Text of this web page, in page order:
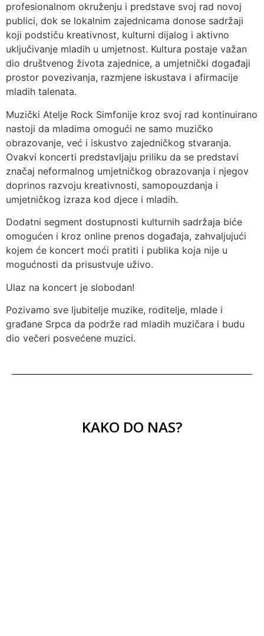
profesionalnom okruženju i predstave svoj rad novoj
publici, dok se lokalnim zajednicama donose sadržaji
koji podstiču kreativnost, kulturni dijalog i aktivno
uključivanje mladih u umjetnost. Kultura postaje važan
dio društvenog života zajednice, a umjetnički događaji
prostor povezivanja, razmjene iskustava i afirmacije
mladih talenata.
Muzički Atelje Rock Simfonije kroz svoj rad kontinuirano
nastoji da mladima omogući ne samo muzičko
obrazovanje, već i iskustvo zajedničkog stvaranja.
Ovakvi koncerti predstavljaju priliku da se predstavi
značaj neformalnog umjetničkog obrazovanja i njegov
doprinos razvoju kreativnosti, samopouzdanja i
umjetničkog izraza kod djece i mladih.
Dodatni segment dostupnosti kulturnih sadržaja biće
omogućen i kroz online prenos događaja, zahvaljujući
kojem će koncert moći pratiti i publika koja nije u
mogućnosti da prisustvuje uživo.
Ulaz na koncert je slobodan!
Pozivamo sve ljubitelje muzike, roditelje, mlade i
građane Srpca da podrže rad mladih muzičara i budu
dio večeri posvećene muzici.
KAKO DO NAS?